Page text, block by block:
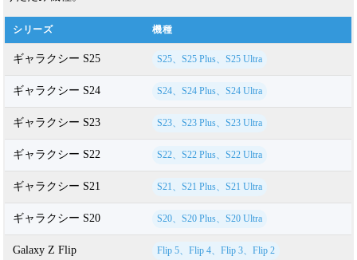
シリーズ 機種
ギャラクシー S25 S25、S25 Plus、S25 Ultra
ギャラクシー S24 S24、S24 Plus、S24 Ultra
ギャラクシー S23 S23、S23 Plus、S23 Ultra
ギャラクシー S22 S22、S22 Plus、S22 Ultra
ギャラクシー S21 S21、S21 Plus、S21 Ultra
ギャラクシー S20 S20、S20 Plus、S20 Ultra
Galaxy Z Flip Flip 5、Flip 4、Flip 3、Flip 2